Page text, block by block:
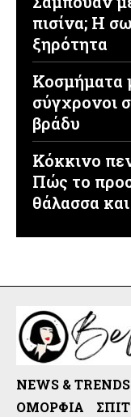
πισίνα; Η
ξηρότητα
Κοσμήματα
σύγχρονοι
βράδυ
Κόκκινο
Πώς το
θάλασσα
NEWS & TRENDS
ΟΜΟΡΦΙΆ